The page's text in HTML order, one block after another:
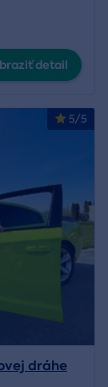
detail
5/5
dráhe